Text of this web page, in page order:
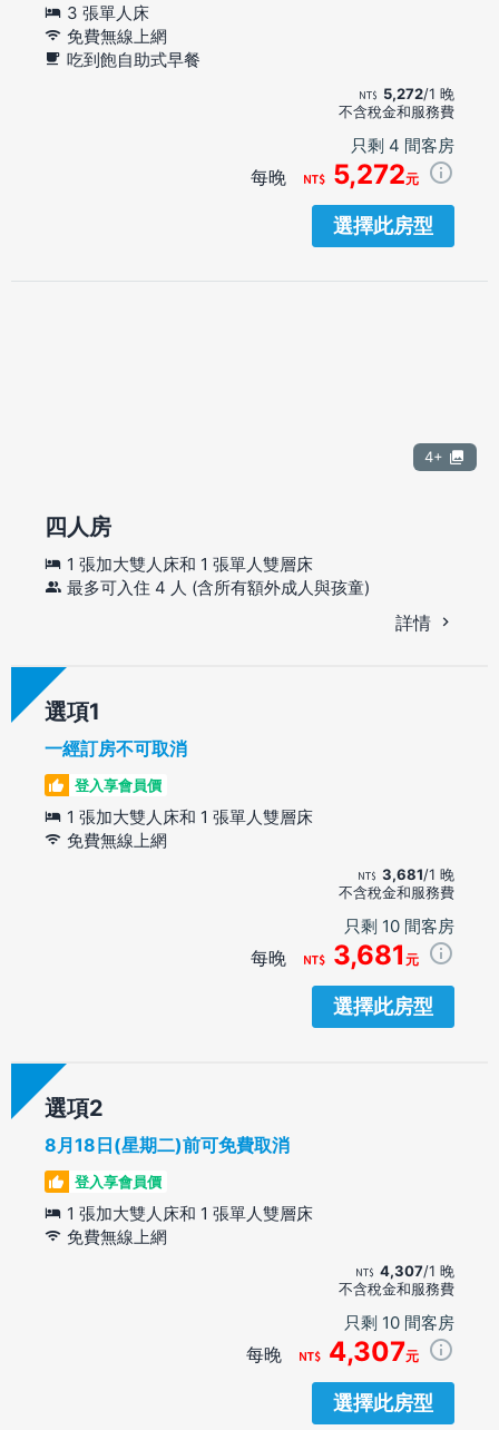
3 張單人床
免費無線上網
吃到飽自助式早餐
5,272/1 晚
不含稅金和服務費
只剩 4 間客房
每晚 5,272元
選擇此房型
4+
四人房
1 張加大雙人床和 1 張單人雙層床
最多可入住 4 人 (含所有額外成人與孩童)
詳情
選項
一經訂房不可取消
登入享會員價
1 張加大雙人床和 1 張單人雙層床
免費無線上網
3,681/1 晚
不含稅金和服務費
只剩 10 間客房
每晚 3,681 元
選擇此房型
選項
8月18日(星期二)前可免費取消
登入享會員價
1 張加大雙人床和 1 張單人雙層床
免費無線上網
4,307/1 晚
不含稅金和服務費
只剩 10 間客房
每晚 4,307元
選擇此房型